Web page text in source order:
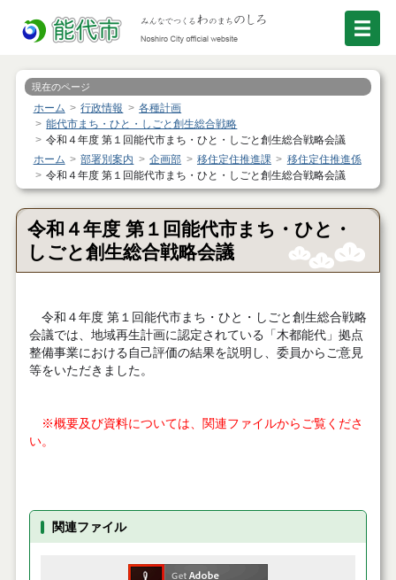
現在のページ
ホーム 行政情報
各種計画
能代市まち・ひと・しごと創生総合戦略
令和４年度 第１回能代市まち・ひと・しごと創生総合戦略会議
ホーム
部署別案内 企画部 移住定住推進課
移住定住推進係
令和４年度 第１回能代市まち・ひと・しごと創生総合戦略会議
令和４年度 第１回能代市まち・ひと・
しごと創生総合戦略会議
令和４年度 第１回能代市まち・ひと・しごと創生総合戦略
会議では、地域再生計画に認定されている「木都能代」拠点
整備事業における自己評価の結果を説明し、委員からご意見
等をいただきました。
※概要及び資料については、関連ファイルからご覧くださ
い。
関連ファイル